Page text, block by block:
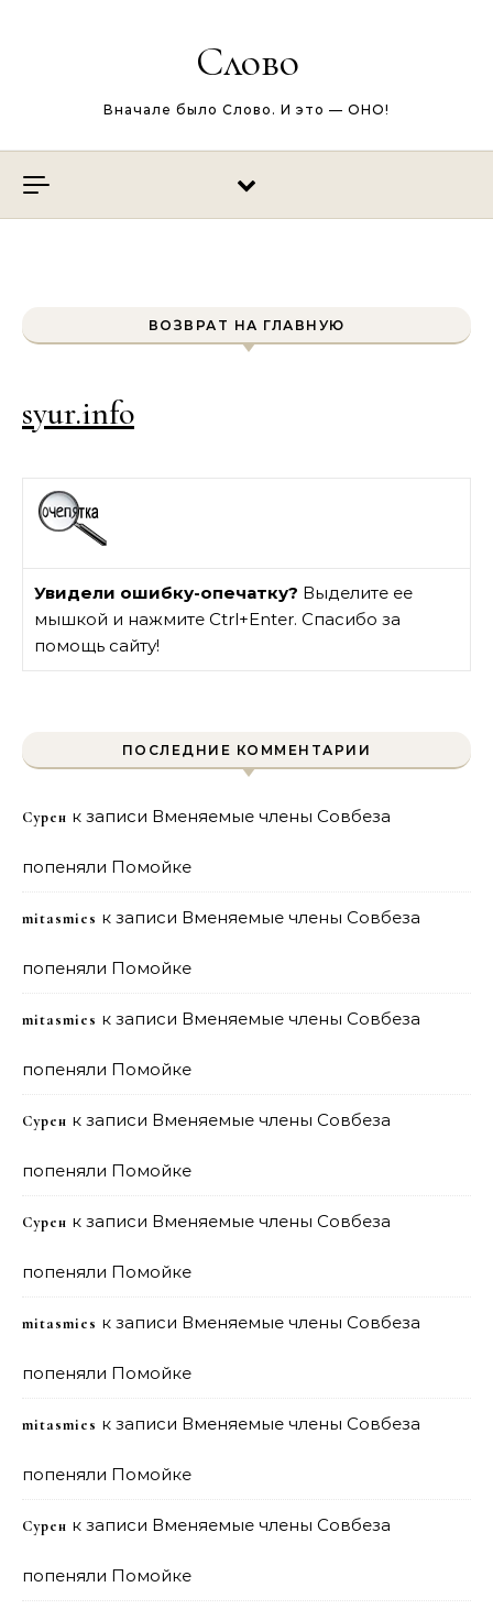
Слово
Вначале было Слово. И это — ОНО!
ВОЗВРАТ НА ГЛАВНУЮ
syur.info
Увидели ошибку-опечатку? Выделите ее
мышкой и нажмите Ctrl+Enter. Спасибо за
помощь сайту!
ПОСЛЕДНИЕ КОММЕНТАРИИ
Сурен к записи Вменяемые члены Совбеза
попеняли Помойке
mitasmies к записи Вменяемые члены Совбеза
попеняли Помойке
mitasmies к записи Вменяемые члены Совбеза
попеняли Помойке
Сурен к записи Вменяемые члены Совбеза
попеняли Помойке
Сурен к записи Вменяемые члены Совбеза
попеняли Помойке
mitasmies к записи Вменяемые члены Совбеза
попеняли Помойке
mitasmies к записи Вменяемые члены Совбеза
попеняли Помойке
Сурен к записи Вменяемые члены Совбеза
попеняли Помойке